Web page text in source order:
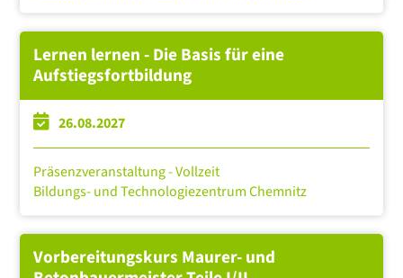
Lernen lernen - Die Basis für eine
Aufstiegsfortbildung
26.08.2027
Präsenzveranstaltung - Vollzeit
Bildungs- und Technologiezentrum Chemnitz
Vorbereitungskurs Maurer- und